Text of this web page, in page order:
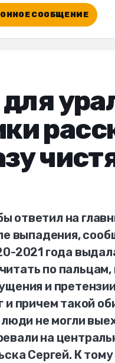
СООБЩЕНИЕ
ответил на
выпадения,
2021 года
по пальцам,
и
причем такой
не могли
на
Сергей. К